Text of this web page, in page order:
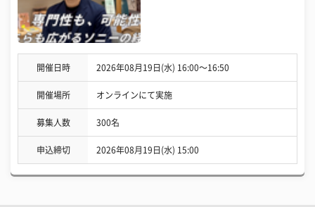
開催日時 2026年08月19日(水) 16:00〜16:50
開催場所 オンラインにて実施
募集人数 300名
申込締切 2026年08月19日(水) 15:00